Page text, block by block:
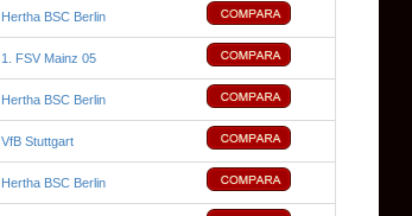
Hertha BSC Berlin
1. FSV Mainz 05
Hertha BSC Berlin
VfB Stuttgart
Hertha BSC Berlin